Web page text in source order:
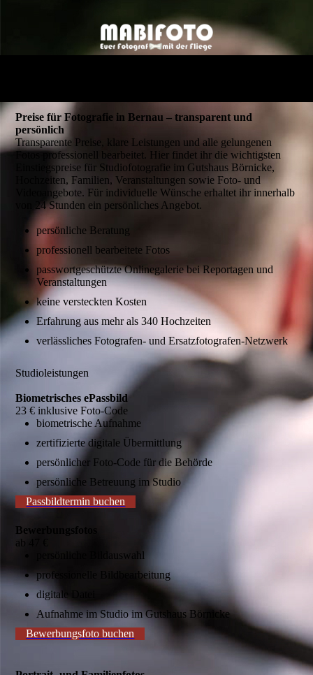
Preise für Fotografie in Bernau – transparent und
persönlich
Transparente Preise, klare Leistungen und alle gelungenen
Fotos professionell bearbeitet. Hier findet ihr die wichtigsten
Einstiegspreise für Studiofotografie im Gutshaus Börnicke,
Hochzeiten, Familien, Veranstaltungen sowie Foto- und
Videoangebote. Für individuelle Wünsche erhaltet ihr innerhalb
von 24 Stunden ein persönliches Angebot.
persönliche Beratung
professionell bearbeitete Fotos
passwortgeschützte Onlinegalerie bei Reportagen und
Veranstaltungen
keine versteckten Kosten
Erfahrung aus mehr als 340 Hochzeiten
verlässliches Fotografen- und Ersatzfotografen-Netzwerk
Studioleistungen
Biometrisches ePassbild
23 € inklusive Foto-Code
biometrische Aufnahme
zertifizierte digitale Übermittlung
persönlicher Foto-Code für die Behörde
persönliche Betreuung im Studio
Passbildtermin buchen
Bewerbungsfotos
ab 47 €
persönliche Bildauswahl
professionelle Bildbearbeitung
digitale Datei
Aufnahme im Studio im Gutshaus Börnicke
Bewerbungsfoto buchen